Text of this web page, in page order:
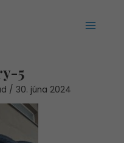
Menu
5
/30. júna 2024